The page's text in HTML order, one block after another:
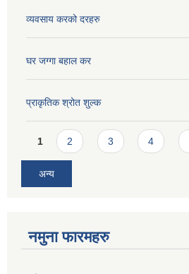
व्यवसाय करको दरहरु
घर जग्गा बहाल कर
प्राकृतिक श्रोत शुल्क
Pages
1 2 3 4
अन्य
नमुना फारमहरु